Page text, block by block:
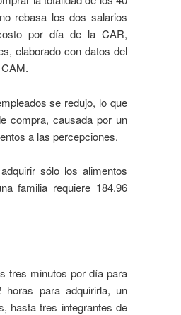
rebasa los dos salarios
por día de la CAR,
elaborado con datos del
se redujo, lo que
compra, causada por un
a las percepciones.
sólo los alimentos
familia requiere 184.96
tres minutos por día para
horas para adquirirla, un
hasta tres integrantes de